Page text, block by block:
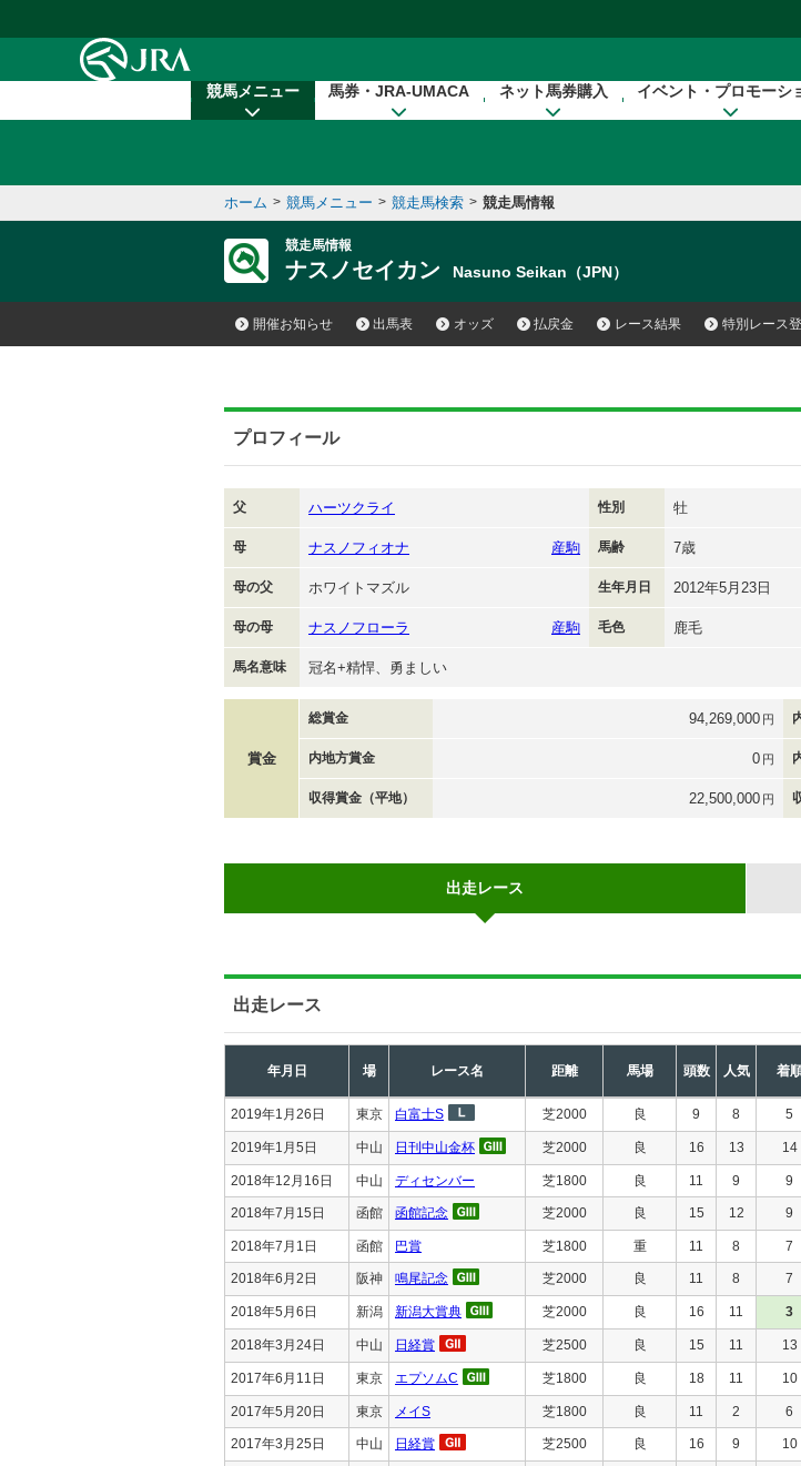
競馬メニュー 馬券・JRA-UMACA ネット馬券購入 イベント・プロモーシ
ホーム > 競馬メニュー > 競走馬検索 > 競走馬情報
競走馬情報
ナスノセイカン Nasuno Seikan（JPN）
開催お知らせ 出馬表 オッズ 払戻金 レース結果 特別レース
プロフィール
父 ハーツクライ 性別 牡
母 ナスノフィオナ 産駒 馬齢 7歳
母の父 ホワイトマズル 生年月日 2012年5月23日
母の母 ナスノフローラ 産駒 毛色 鹿毛
馬名意味 冠名+精悍、勇ましい
賞金
総賞金 94,269,000 円
内地方賞金 0 円
収得賞金（平地） 22,500,000 円
出走レース
出走レース
年月日 場 レース名 距離 馬場 頭数 人気 着
2019年1月26日 東京 白富士S 芝2000 良 9 8 5
2019年1月5日 中山 日刊中山金杯 芝2000 良 16 13 14
2018年12月16日 中山 ディセンバー 芝1800 良 11 9 9
2018年7月15日 函館 函館記念 芝2000 良 15 12 9
2018年7月1日 函館 巴賞 芝1800 重 11 8 7
2018年6月2日 阪神 鳴尾記念 芝2000 良 11 8 7
2018年5月6日 新潟 新潟大賞典 芝2000 良 16 11 3
2018年3月24日 中山 日経賞 芝2500 良 15 11 13
2017年6月11日 東京 エプソムC 芝1800 良 18 11 10
2017年5月20日 東京 メイS 芝1800 良 11 2 6
2017年3月25日 中山 日経賞 芝2500 良 16 9 10